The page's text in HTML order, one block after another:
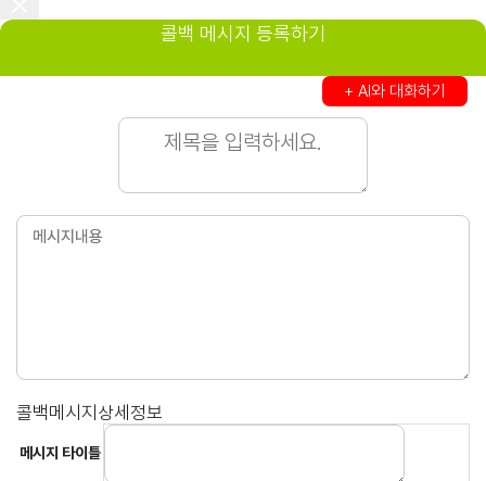
콜백 메시지 등록하기
+ AI와 대화하기
콜백메시지상세정보
메시지 타이틀